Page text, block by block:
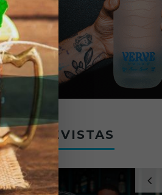
ENTREVISTAS